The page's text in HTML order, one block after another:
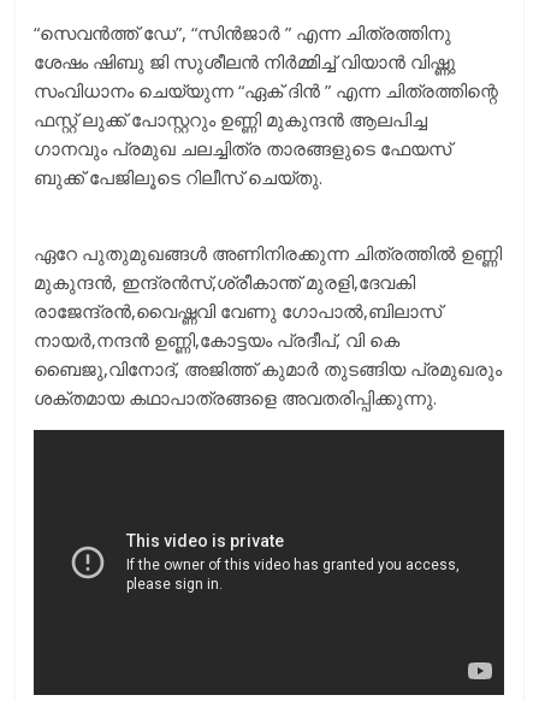
“സെവൻത്ത് ഡേ”, “സിൻജാർ ” എന്ന ചിത്രത്തിനു
ശേഷം ഷിബു ജി സുശീലൻ നിർമ്മിച്ച് വിയാൻ വിഷ്ണു
സംവിധാനം ചെയ്യുന്ന “ഏക് ദിൻ ” എന്ന ചിത്രത്തിന്റെ
ഫസ്റ്റ് ലുക്ക് പോസ്റ്ററും ഉണ്ണി മുകുന്ദൻ ആലപിച്ച
ഗാനവും പ്രമുഖ ചലച്ചിത്ര താരങ്ങളുടെ ഫേയസ്
ബുക്ക് പേജിലൂടെ റിലീസ് ചെയ്തു.
ഏറേ പുതുമുഖങ്ങൾ അണിനിരക്കുന്ന ചിത്രത്തിൽ ഉണ്ണി
മുകുന്ദൻ, ഇന്ദ്രൻസ്,ശ്രീകാന്ത് മുരളി,ദേവകി
രാജേന്ദ്രൻ,വൈഷ്ണവി വേണു ഗോപാൽ,ബിലാസ്
നായർ,നന്ദൻ ഉണ്ണി,കോട്ടയം പ്രദീപ്, വി കെ
ബൈജു,വിനോദ്, അജിത്ത് കുമാർ തുടങ്ങിയ പ്രമുഖരും
ശക്തമായ കഥാപാത്രങ്ങളെ അവതരിപ്പിക്കുന്നു.